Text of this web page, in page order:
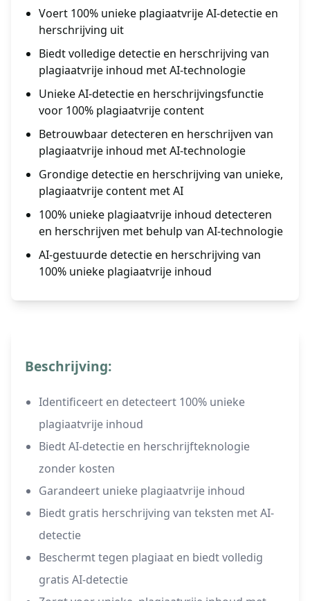
Voert 100% unieke plagiaatvrije AI-detectie en
herschrijving uit
Biedt volledige detectie en herschrijving van
plagiaatvrije inhoud met AI-technologie
Unieke AI-detectie en herschrijvingsfunctie
voor 100% plagiaatvrije content
Betrouwbaar detecteren en herschrijven van
plagiaatvrije inhoud met AI-technologie
Grondige detectie en herschrijving van unieke,
plagiaatvrije content met AI
100% unieke plagiaatvrije inhoud detecteren
en herschrijven met behulp van AI-technologie
AI-gestuurde detectie en herschrijving van
100% unieke plagiaatvrije inhoud
Beschrijving:
Identificeert en detecteert 100% unieke
plagiaatvrije inhoud
Biedt AI-detectie en herschrijfteknologie
zonder kosten
Garandeert unieke plagiaatvrije inhoud
Biedt gratis herschrijving van teksten met AI-
detectie
Beschermt tegen plagiaat en biedt volledig
gratis AI-detectie